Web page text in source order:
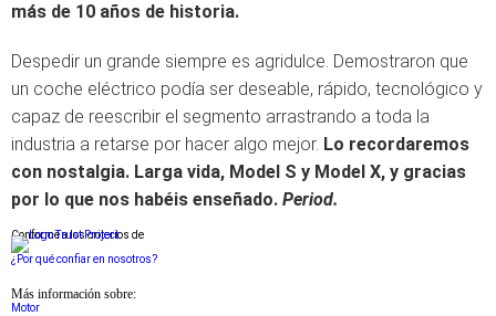
más de 10 años de historia.
Despedir un grande siempre es agridulce. Demostraron que
un coche eléctrico podía ser deseable, rápido, tecnológico y
capaz de reescribir el segmento arrastrando a toda la
industria a retarse por hacer algo mejor. Lo recordaremos
con nostalgia. Larga vida, Model S y Model X, y gracias
por lo que nos habéis enseñado. Period.
Conforme a los criterios de
¿Por qué confiar en nosotros?
Más información sobre:
Motor